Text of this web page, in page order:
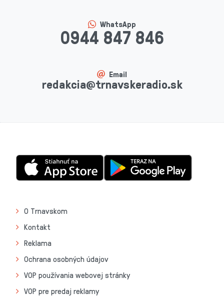
WhatsApp
0944 847 846
Email
redakcia@trnavskeradio.sk
O Trnavskom
Kontakt
Reklama
Ochrana osobných údajov
VOP používania webovej stránky
VOP pre predaj reklamy